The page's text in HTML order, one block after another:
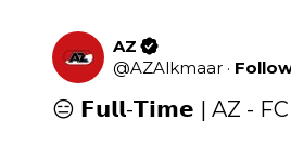
AZ
@AZAlkmaar ·
😑 𝗙𝘂𝗹𝗹-𝗧𝗶𝗺𝗲 | AZ -